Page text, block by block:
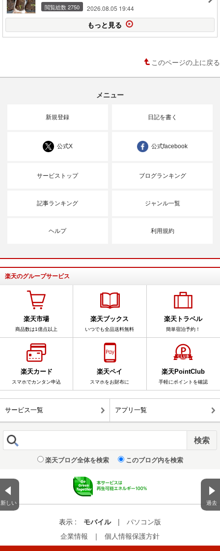
新しい 過去
閲覧総数 2750 2026.08.05 19:44
もっと見る
このページの上に戻る
メニュー
新規登録 日記を書く
公式X 公式facebook
サービストップ ブログランキング
記事ランキング ジャンル一覧
ヘルプ 利用規約
楽天のグループサービス
楽天市場
商品数は1億点以上
楽天ブックス
いつでも全品送料無料
楽天トラベル
簡単宿泊予約！
楽天カード
スマホでカンタン申込
楽天ペイ
スマホをお財布に
楽天PointClub
手軽にポイントを確認
サービス一覧 アプリ一覧
楽天ブログ全体を検索 このブログ内を検索
表示 : モバイル |
パソコン版
企業情報
｜ 個人情報保護方針